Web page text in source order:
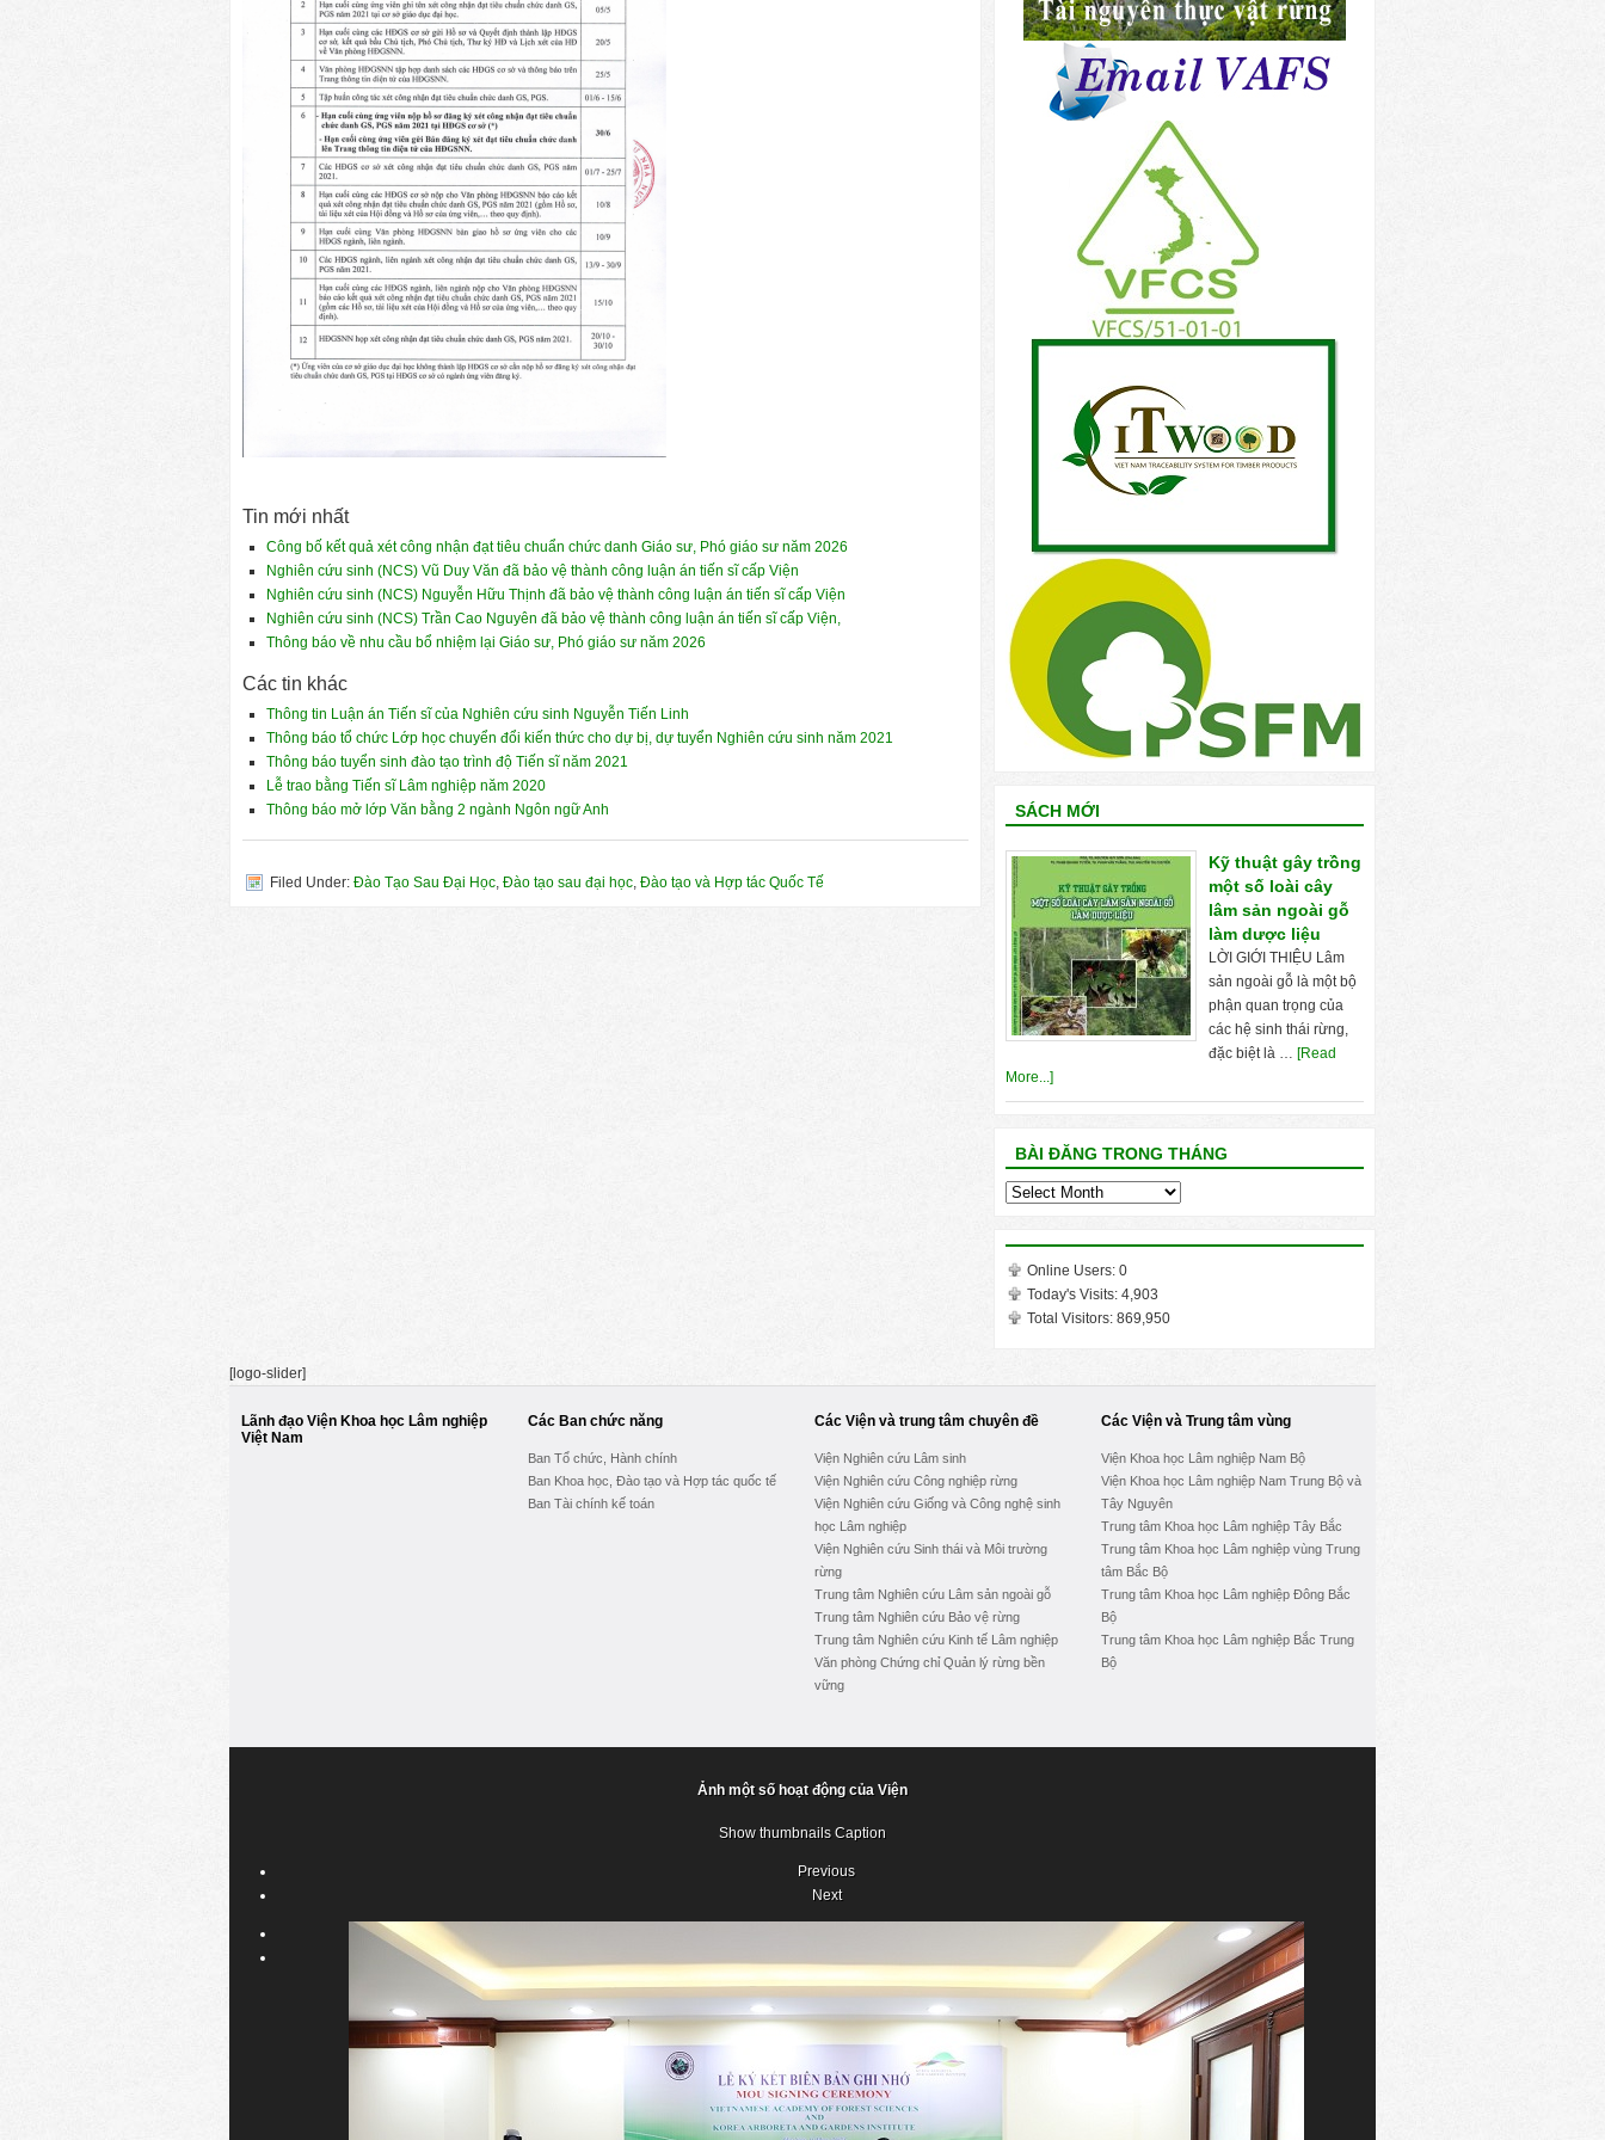
Tin mới nhất
Công bố kết quả xét công nhận đạt tiêu chuẩn chức danh Giáo sư, Phó giáo sư năm 2026
Nghiên cứu sinh (NCS) Vũ Duy Văn đã bảo vệ thành công luận án tiến sĩ cấp Viện
Nghiên cứu sinh (NCS) Nguyễn Hữu Thịnh đã bảo vệ thành công luận án tiến sĩ cấp Viện
Nghiên cứu sinh (NCS) Trần Cao Nguyên đã bảo vệ thành công luận án tiến sĩ cấp Viện,
Thông báo về nhu cầu bổ nhiệm lại Giáo sư, Phó giáo sư năm 2026
Các tin khác
Thông tin Luận án Tiến sĩ của Nghiên cứu sinh Nguyễn Tiến Linh
Thông báo tổ chức Lớp học chuyển đổi kiến thức cho dự bị, dự tuyển Nghiên cứu sinh năm 2021
Thông báo tuyển sinh đào tạo trình độ Tiến sĩ năm 2021
Lễ trao bằng Tiến sĩ Lâm nghiệp năm 2020
Thông báo mở lớp Văn bằng 2 ngành Ngôn ngữ Anh
Filed Under: Đào Tạo Sau Đại Học, Đào tạo sau đại học, Đào tạo và Hợp tác Quốc Tế
SÁCH MỚI
Kỹ thuật gây trồng
một số loài cây
lâm sản ngoài gỗ
làm dược liệu
LỜI GIỚI THIỆU Lâm
sản ngoài gỗ là một bộ
phận quan trọng của
các hệ sinh thái rừng,
đặc biệt là … [Read
More...]
BÀI ĐĂNG TRONG THÁNG
Bài
thángOnline Users: 0
Today's Visits: 4,903
Total Visitors: 869,950
[logo-slider]
Lãnh đạo Viện Khoa học Lâm nghiệp
Việt Nam
Các Ban chức năng
Ban Tổ chức, Hành chính
Ban Khoa học, Đào tạo và Hợp tác quốc tế
Ban Tài chính kế toán
Các Viện và trung tâm chuyên đề
Viện Nghiên cứu Lâm sinh
Viện Nghiên cứu Công nghiệp rừng
Viện Nghiên cứu Giống và Công nghệ sinh
học Lâm nghiệp
Viện Nghiên cứu Sinh thái và Môi trường
rừng
Trung tâm Nghiên cứu Lâm sản ngoài gỗ
Trung tâm Nghiên cứu Bảo vệ rừng
Trung tâm Nghiên cứu Kinh tế Lâm nghiệp
Văn phòng Chứng chỉ Quản lý rừng bền
vững
Các Viện và Trung tâm vùng
Viện Khoa học Lâm nghiệp Nam Bộ
Viện Khoa học Lâm nghiệp Nam Trung Bộ và
Tây Nguyên
Trung tâm Khoa học Lâm nghiệp Tây Bắc
Trung tâm Khoa học Lâm nghiệp vùng Trung
tâm Bắc Bộ
Trung tâm Khoa học Lâm nghiệp Đông Bắc
Bộ
Trung tâm Khoa học Lâm nghiệp Bắc Trung
Bộ
Ảnh một số hoạt động của Viện
Show thumbnails Caption
Previous
Next